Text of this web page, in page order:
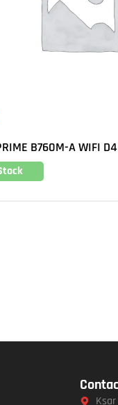
B760M-A WIFI D4